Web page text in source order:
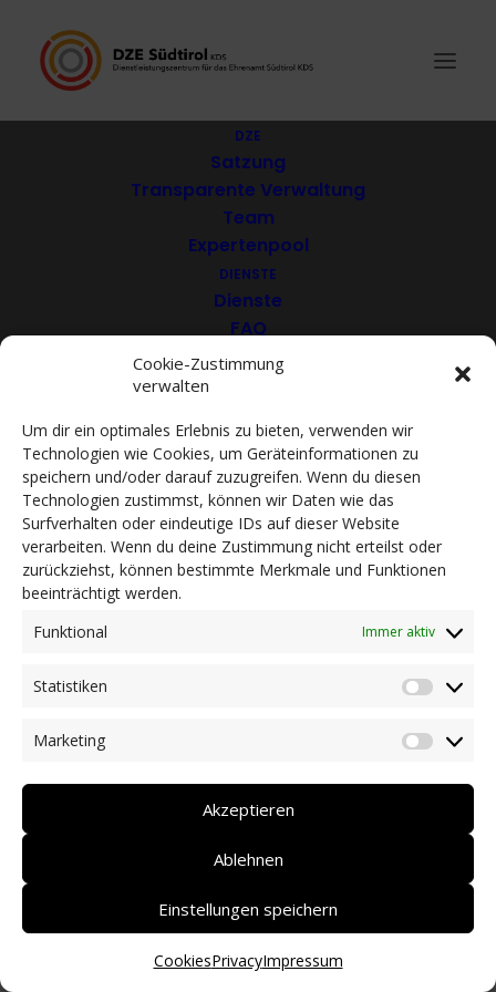
Cookie-Zustimmung
verwalten
Um dir ein optimales Erlebnis zu bieten, verwenden wir
Technologien wie Cookies, um Geräteinformationen zu
speichern und/oder darauf zuzugreifen. Wenn du diesen
Technologien zustimmst, können wir Daten wie das
Surfverhalten oder eindeutige IDs auf dieser Website
verarbeiten. Wenn du deine Zustimmung nicht erteilst oder
zurückziehst, können bestimmte Merkmale und Funktionen
beeinträchtigt werden.
Funktional
Immer aktiv
Statistiken
Marketing
Akzeptieren
Ablehnen
Einstellungen speichern
CookiesPrivacyImpressum
DZE
Satzung
Transparente Verwaltung
Team
Expertenpool
DIENSTE
Dienste
FAQ
Download
Mitglied werden
ACADEMY
VIDEOTHEK
NEWS
Dringlichkeitsmaßnahmen und aktuelle Informationen
Coronakrise: Hilfsangebote unserer Mitglieder
Initiativen unserer Mitglieder/Partner
DEUTSCH
Abenteuerzwerge VfG